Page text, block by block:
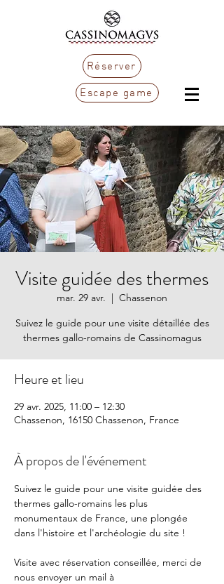
Réserver
Escape game
Visite guidée des thermes
mar. 29 avr.
  |
Chassenon
Suivez le guide pour une visite détaillée des
thermes gallo-romains de Cassinomagus
Heure et lieu
29 avr. 2025, 11:00 – 12:30
Chassenon, 16150 Chassenon, France
À propos de l'événement
Suivez le guide pour une visite guidée des
thermes gallo-romains les plus
monumentaux de France, une plongée
dans l'histoire et l'archéologie du site !
Visite avec réservation conseillée, merci de
nous envoyer un mail à